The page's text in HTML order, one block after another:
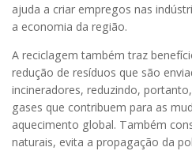
ajuda a criar empregos nas
a economia da região.
A reciclagem também traz
redução de resíduos que são
incineradores, reduzindo,
gases que contribuem para as
aquecimento global. Também
naturais, evita a propagação da